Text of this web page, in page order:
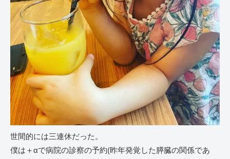
世間的には三連休だった。
僕は＋αで病院の診察の予約(昨年発覚した膵臓の関係であ